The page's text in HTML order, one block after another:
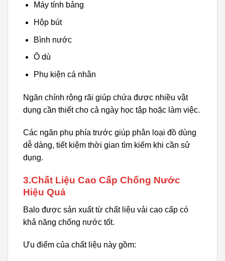
Máy tính bảng
Hộp bút
Bình nước
Ô dù
Phụ kiện cá nhân
Ngăn chính rộng rãi giúp chứa được nhiều vật
dụng cần thiết cho cả ngày học tập hoặc làm việc.
Các ngăn phụ phía trước giúp phân loại đồ dùng
dễ dàng, tiết kiệm thời gian tìm kiếm khi cần sử
dụng.
3.Chất Liệu Cao Cấp Chống Nước
Hiệu Quả
Balo được sản xuất từ chất liệu vải cao cấp có
khả năng chống nước tốt.
Ưu điểm của chất liệu này gồm: